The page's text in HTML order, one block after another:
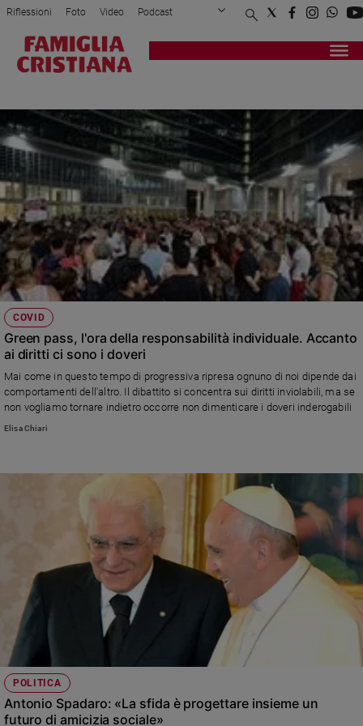
Attualità
Politica
Mondo
Economia
Legalità
e
giustizia
Sport
Interviste
Papa
Papa
Chiesa
Chiesa
Fede
giorno
Santo
del
Società
e
valori
Riflessioni Foto Video Podcast
Privacy Policy Chi siamo
Registrati Redazione
COVID
Green pass, l'ora della responsabilità individuale. Accanto
ai diritti ci sono i doveri
Mai come in questo tempo di progressiva ripresa ognuno di noi dipende dai
comportamenti dell'altro. Il dibattito si concentra sui diritti inviolabili, ma se
non vogliamo tornare indietro occorre non dimenticare i doveri inderogabili
Elisa Chiari
POLITICA
Antonio Spadaro: «La sfida è progettare insieme un
futuro di amicizia sociale»